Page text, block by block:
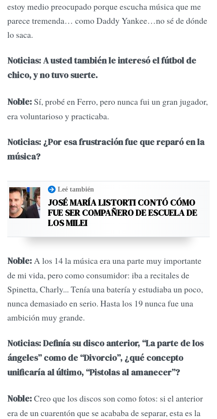
estoy medio preocupado porque escucha música que me
parece tremenda… como Daddy Yankee…no sé de dónde
lo saca.
Noticias: A usted también le interesó el fútbol de
chico, y no tuvo suerte.
Noble:Sí, probé en Ferro, pero nunca fui un gran jugador,
era voluntarioso y practicaba.
Noticias: ¿Por esa frustración fue que reparó en la
música?
Leé también
JOSÉ MARÍA LISTORTI CONTÓ CÓMO
FUE SER COMPAÑERO DE ESCUELA DE
LOS MILEI
Noble: A los 14 la música era una parte muy importante
de mi vida, pero como consumidor: iba a recitales de
Spinetta, Charly... Tenía una batería y estudiaba un poco,
nunca demasiado en serio. Hasta los 19 nunca fue una
ambición muy grande.
Noticias: Definía su disco anterior, “La parte de los
ángeles” como de “Divorcio”, ¿qué concepto
unificaría al último, “Pistolas al amanecer”?
Noble:Creo que los discos son como fotos: si el anterior
era de un cuarentón que se acababa de separar, esta es la